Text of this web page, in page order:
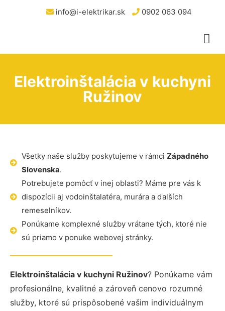
info@i-elektrikar.sk 0902 063 094
Elektroinštalácia v kuchyni
Ružinov
Všetky naše služby poskytujeme v rámci Západného
Slovenska.
Potrebujete pomôcť v inej oblasti? Máme pre vás k
dispozícii aj vodoinštalatéra, murára a ďalších
remeselníkov.
Ponúkame komplexné služby vrátane tých, ktoré nie
sú priamo v ponuke webovej stránky.
Elektroinštalácia v kuchyni Ružinov? Ponúkame vám
profesionálne, kvalitné a zároveň cenovo rozumné
služby, ktoré sú prispôsobené vašim individuálnym